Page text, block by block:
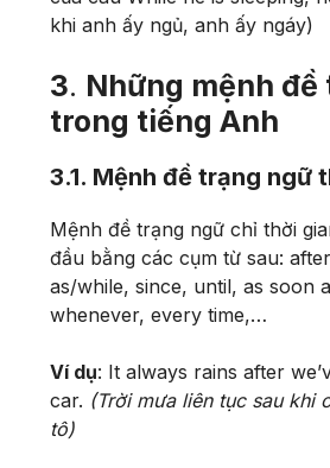
khi anh ấy ngủ, anh ấy ngáy)
3. Những mệnh
trong tiếng Anh
3.1. Mệnh đề trạng ngữ
Mệnh đề trạng ngữ chỉ thời
đầu bằng các cụm từ sau:
as/while, since, until, as soon
whenever, every time,…
Ví dụ: It always rains after
car. (Trời mưa liên tục sau khi
tô)